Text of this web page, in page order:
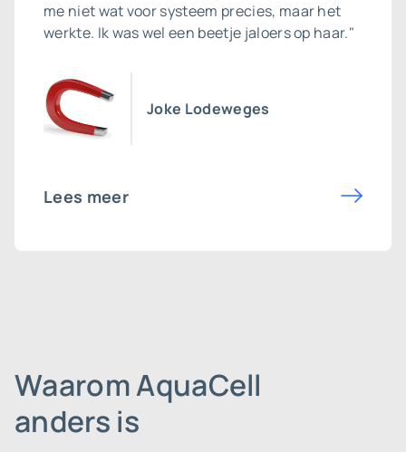
me niet wat voor systeem precies, maar het
werkte. Ik was wel een beetje jaloers op haar."
Joke Lodeweges
Lees meer
Waarom AquaCell
anders is